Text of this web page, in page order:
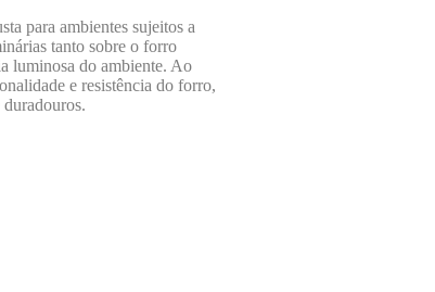
para ambientes sujeitos a
tanto sobre o forro
luminosa do ambiente. Ao
e resistência do forro,
duradouros.